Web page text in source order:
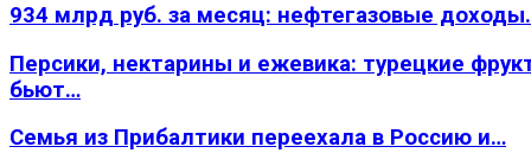
934 млрд руб. за месяц: нефтегазовые
Персики, нектарины и ежевика: турецкие
бьют…
Семья из Прибалтики переехала в Россию и…